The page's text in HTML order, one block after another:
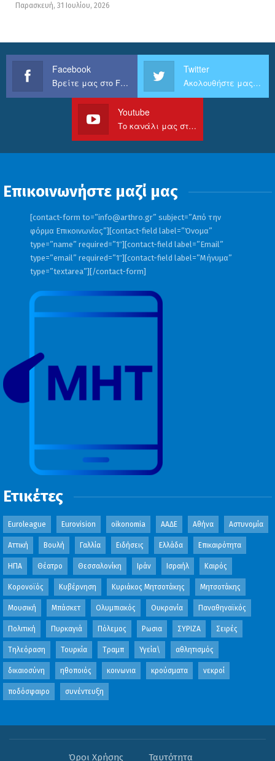
Παρασκευή, 31 Ιουλίου, 2026
Facebook
Βρείτε μας στο Facebook
Twitter
Ακολουθήστε μας στο Twitter
Youtube
Το κανάλι μας στο Youtube
Επικοινωνήστε μαζί μας
[contact-form to=”info@arthro.gr” subject=”Από την
φόρμα Επικοινωνίας”][contact-field label=”Όνομα”
type=”name” required=”1″][contact-field label=”Email”
type=”email” required=”1″][contact-field label=”Μήνυμα”
type=”textarea”][/contact-form]
Ετικέτες
Euroleague Eurovision oikonomia ΑΑΔΕ Αθήνα Αστυνομία
Αττική Βουλή Γαλλία Ειδήσεις Ελλάδα Επικαιρότητα
ΗΠΑ Θέατρο Θεσσαλονίκη Ιράν Ισραήλ Καιρός
Κορονοϊός Κυβέρνηση Κυριάκος Μητσοτάκης Μητσοτάκης
Μουσική Μπάσκετ Ολυμπιακός Ουκρανία Παναθηναϊκός
Πολιτική Πυρκαγιά Πόλεμος Ρωσια ΣΥΡΙΖΑ Σειρές
Τηλεόραση Τουρκία Τραμπ Υγεία\ αθλητισμός
δικαιοσύνη ηθοποιός κοινωνια κρούσματα νεκροί
ποδόσφαιρο συνέντευξη
Όροι Χρήσης Ταυτότητα